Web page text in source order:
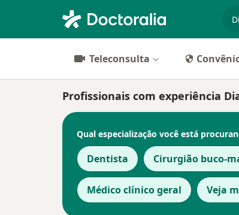
Teleconsulta
Profissionais com experiência
Qual especialização você está
Dentista Cirurgião buco-
Médico clínico geral Veja